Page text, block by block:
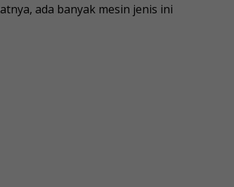
ada banyak mesin jenis ini